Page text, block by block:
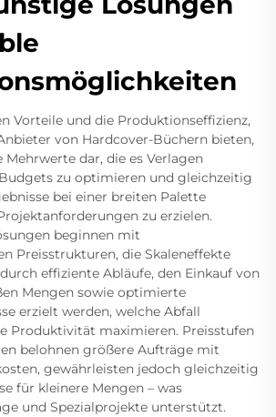
Vorteile und die Produktionseffizienz,
von Hardcover-Büchern bieten,
dar, die es Verlagen
zu optimieren und gleichzeitig
bei einer breiten Palette
zu erzielen.
beginnen mit
Preisstrukturen, die Skaleneffekte
effiziente Abläufe, den Einkauf von
Mengen sowie optimierte
erzielt werden, welche Abfall
Produktivität maximieren. Preisstufen
belohnen größere Aufträge mit
gewährleisten jedoch gleichzeitig
für kleinere Mengen – was
und Spezialprojekte unterstützt.